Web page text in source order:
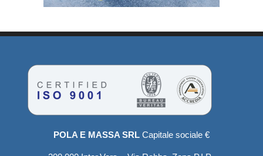
POLA E MASSA SRL Capitale sociale €